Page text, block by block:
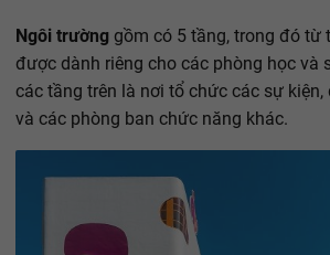
Ngôi trường gồm có 5 tầng, trong đó từ
được dành riêng cho các phòng học và
các tầng trên là nơi tổ chức các sự
và các phòng ban chức năng khác.